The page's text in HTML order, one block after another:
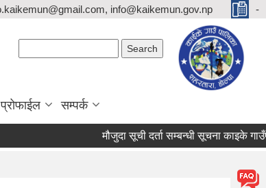
info@kaikemun.gov.np -
सम्पर्क
मौजुदा सूची दर्ता सम्बन्धी सूचना काइके